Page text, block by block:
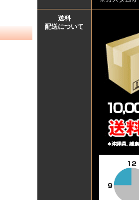
送料
配送について